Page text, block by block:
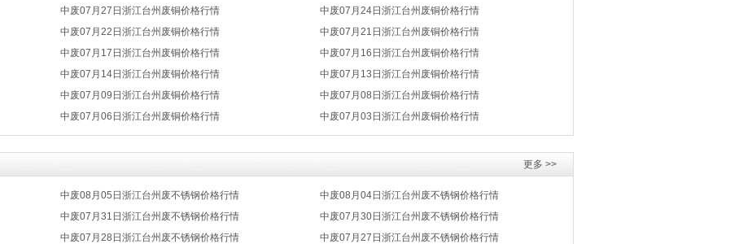
中废07月27日浙江台州废铜价格行情
中废07月24日浙江台州废铜价格行情
中废07月22日浙江台州废铜价格行情
中废07月21日浙江台州废铜价格行情
中废07月17日浙江台州废铜价格行情
中废07月16日浙江台州废铜价格行情
中废07月14日浙江台州废铜价格行情
中废07月13日浙江台州废铜价格行情
中废07月09日浙江台州废铜价格行情
中废07月08日浙江台州废铜价格行情
中废07月06日浙江台州废铜价格行情 中废07月03日浙江台州废铜价格行情
更多 >>
中废08月05日浙江台州废不锈钢价格行情
中废08月04日浙江台州废不锈钢价格行情
中废07月31日浙江台州废不锈钢价格行情
中废07月30日浙江台州废不锈钢价格行情
中废07月28日浙江台州废不锈钢价格行情
中废07月27日浙江台州废不锈钢价格行情